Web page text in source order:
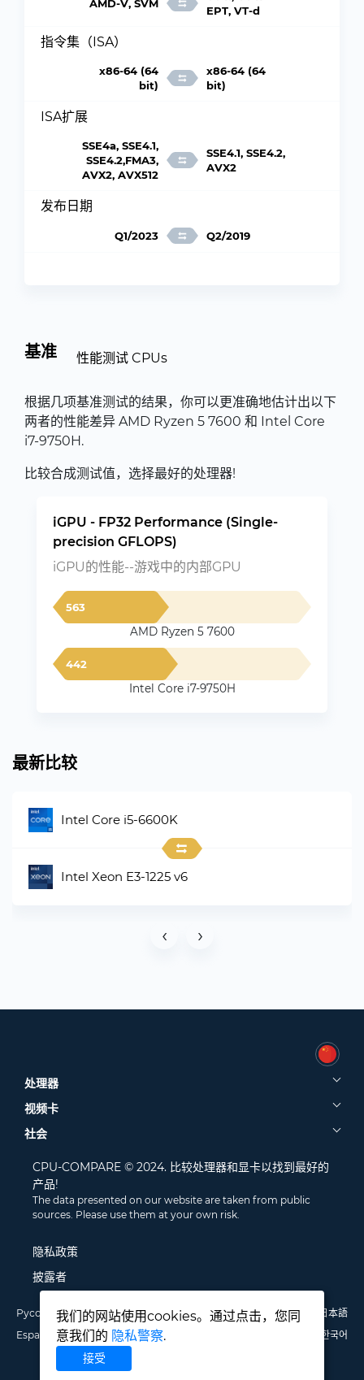
AMD-V, SVM
EPT, VT-d
指令集（ISA）
x86-64 (64
bit)
x86-64 (64
bit)
ISA扩展
SSE4a, SSE4.1,
SSE4.2,FMA3,
AVX2, AVX512
SSE4.1, SSE4.2,
AVX2
发布日期
Q1/2023 Q2/2019
基准 性能测试 CPUs
根据几项基准测试的结果，你可以更准确地估计出以下
两者的性能差异 AMD Ryzen 5 7600 和 Intel Core
i7-9750H.
比较合成测试值，选择最好的处理器!
iGPU - FP32 Performance (Single-
precision GFLOPS)
iGPU的性能--游戏中的内部GPU
563
AMD Ryzen 5 7600
442
Intel Core i7-9750H
最新比较
Intel Core i5-6600K
Intel Xeon E3-1225 v6
‹ ›
处理器
视频卡
社会
CPU-COMPARE © 2024. 比较处理器和显卡以找到最好的
产品!
The data presented on our website are taken from public
sources. Please use them at your own risk.
隐私政策
披露者
我们的网站使用cookies。通过点击，您同
意我们的 隐私警察.
接受
Русский English Deutsch Português Italiano Français
日本語
Español
Polski 한국어